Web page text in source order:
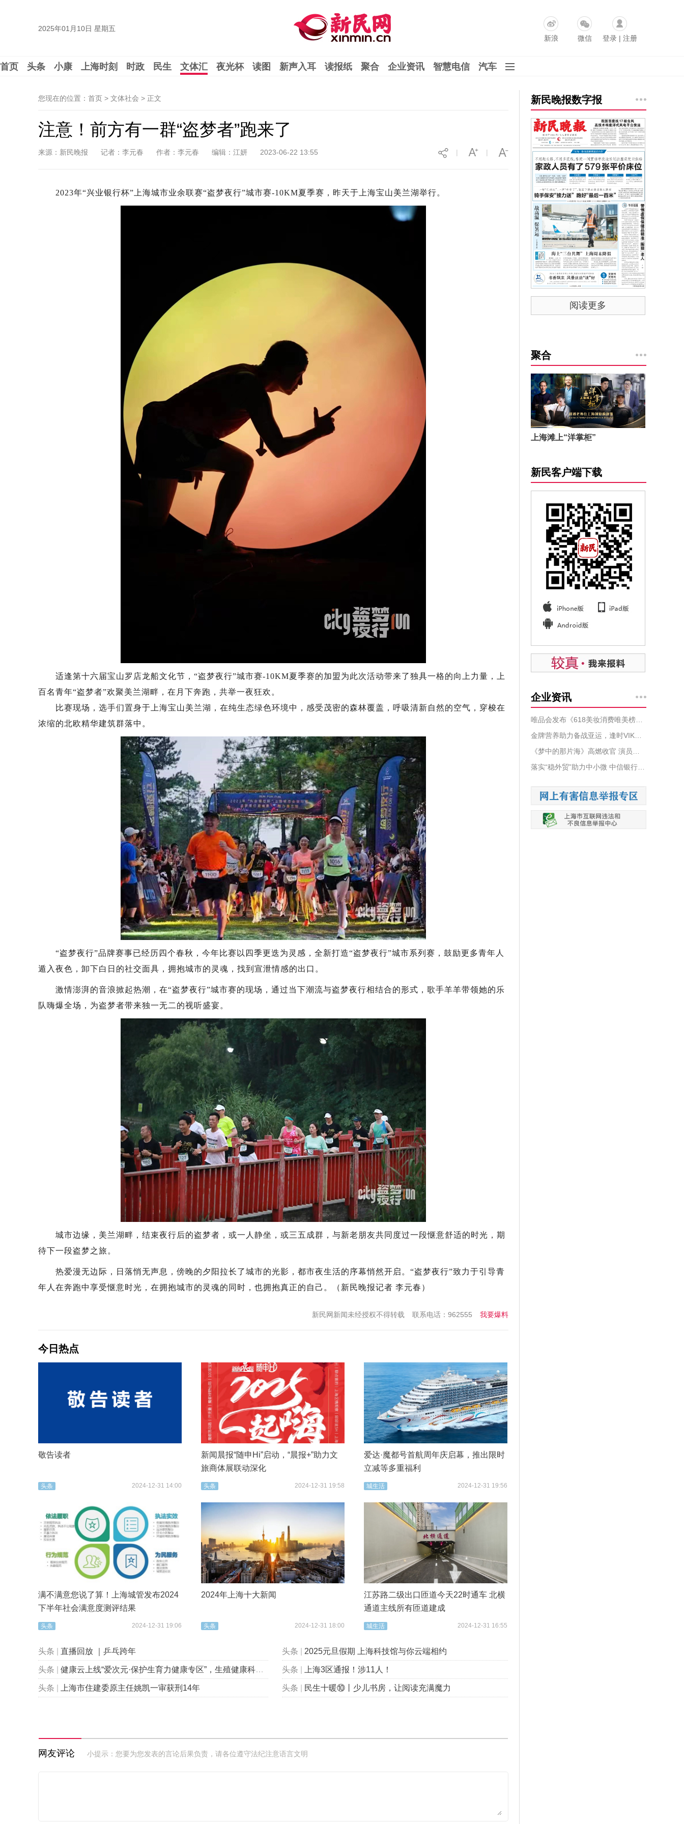
2025年01月10日 星期五
新浪
微信 登录| 注册
首页 头条 小康 上海时刻 时政 民生 文体汇 夜光杯 读图 新声入耳 读报纸 聚合 企业资讯 智慧电信 汽车
您现在的位置：首页 > 文体社会 > 正文
注意！前方有一群“盗梦者”跑来了
来源：新民晚报 记者：李元春 作者：李元春 编辑：江妍 2023-06-22 13:55 |
|
2023年“兴业银行杯”上海城市业余联赛“盗梦夜行”城市赛-10KM夏季赛，昨天于上海宝山美兰湖举行。
适逢第十六届宝山罗店龙船文化节，“盗梦夜行”城市赛-10KM夏季赛的加盟为此次活动带来了独具一格的向上力量，上
百名青年“盗梦者”欢聚美兰湖畔，在月下奔跑，共举一夜狂欢。
比赛现场，选手们置身于上海宝山美兰湖，在纯生态绿色环境中，感受茂密的森林覆盖，呼吸清新自然的空气，穿梭在
浓缩的北欧精华建筑群落中。
“盗梦夜行”品牌赛事已经历四个春秋，今年比赛以四季更迭为灵感，全新打造“盗梦夜行”城市系列赛，鼓励更多青年人
遁入夜色，卸下白日的社交面具，拥抱城市的灵魂，找到宣泄情感的出口。
激情澎湃的音浪掀起热潮，在“盗梦夜行”城市赛的现场，通过当下潮流与盗梦夜行相结合的形式，歌手羊羊带领她的乐
队嗨爆全场，为盗梦者带来独一无二的视听盛宴。
城市边缘，美兰湖畔，结束夜行后的盗梦者，或一人静坐，或三五成群，与新老朋友共同度过一段惬意舒适的时光，期
待下一段盗梦之旅。
热爱漫无边际，日落悄无声息，傍晚的夕阳拉长了城市的光影，都市夜生活的序幕悄然开启。“盗梦夜行”致力于引导青
年人在奔跑中享受惬意时光，在拥抱城市的灵魂的同时，也拥抱真正的自己。（新民晚报记者 李元春）
我要爆料
联系电话：962555
新民网新闻未经授权不得转载
今日热点
敬告读者
头条 2024-12-31 14:00
新闻晨报“随申Hi”启动，“晨报+”助力文
旅商体展联动深化
头条 2024-12-31 19:58
爱达·魔都号首航周年庆启幕，推出限时
立减等多重福利
城生活 2024-12-31 19:56
满不满意您说了算！上海城管发布2024
下半年社会满意度测评结果
头条 2024-12-31 19:06
2024年上海十大新闻
头条 2024-12-31 18:00
江苏路二级出口匝道今天22时通车 北横
通道主线所有匝道建成
城生活 2024-12-31 16:55
头条 直播回放 ｜乒乓跨年 头条 2025元旦假期 上海科技馆与你云端相约
头条 健康云上线“爱次元·保护生育力健康专区”，生殖健康科普“包会的”！ 头条 上海3区通报！涉11人！
头条 上海市住建委原主任姚凯一审获刑14年 头条 民生十暖⑩丨少儿书房，让阅读充满魔力
网友评论 小提示：您要为您发表的言论后果负责，请各位遵守法纪注意语言文明
新民晚报数字报
阅读更多
聚合
上海滩上“洋掌柜”
新民客户端下载
企业资讯
唯品会发布《618美妆消费唯美榜》：国货销售表现抢眼，新锐品牌迎倍数增长
金牌营养助力备战亚运，逢时VIK磷虾油凝胶糖果等产品成为中国国家帆船帆板队指定用品
落实“稳外贸”助力中小微 中信银行与中国信保签署联合行动宣言